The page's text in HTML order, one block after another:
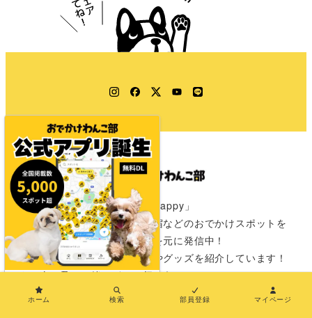
Instagram
Facebook
TwitterYouTube
LINE
「きみのワクワクはわたしのHappy」
愛犬と一緒に行けるカフェや宿などのおでかけスポットを
全国の飼い主さんからの情報を元に発信中！
おでかけが楽しみになる情報やグッズを紹介しています！
さぁ次は君と一緒にどこに行こうか？
ホーム 検索 部員登録 マイページ